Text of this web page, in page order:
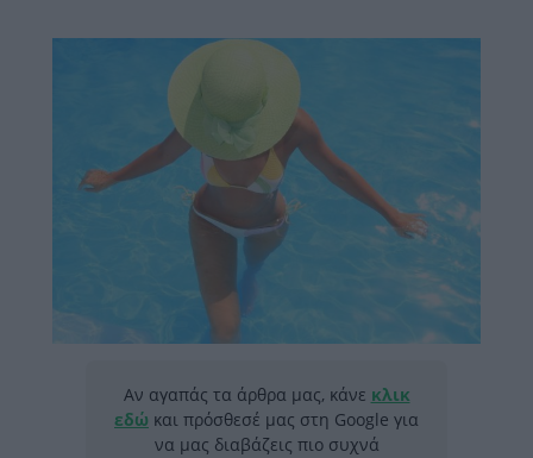
Αν αγαπάς τα άρθρα μας, κάνε κλικ
εδώ και πρόσθεσέ μας στη Google για
να μας διαβάζεις πιο συχνά